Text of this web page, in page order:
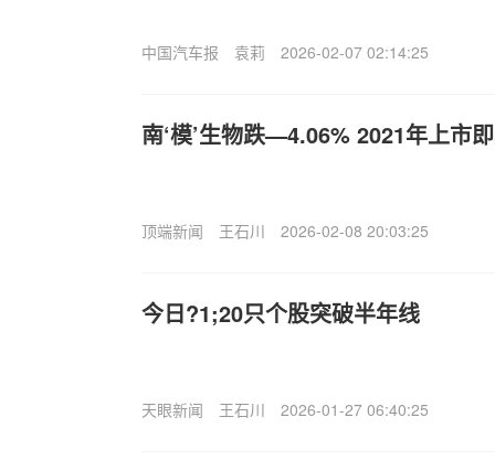
中国汽车报 袁莉 2026-02-07 02:14:25
南‘模’生物跌—4.06% 2021年上市
顶端新闻 王石川 2026-02-08 20:03:25
今日?1;20只个股突破半年线
天眼新闻 王石川 2026-01-27 06:40:25